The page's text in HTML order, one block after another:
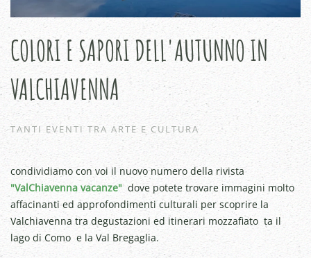
COLORI E SAPORI DELL'AUTUNNO IN
VALCHIAVENNA
TANTI EVENTI TRA ARTE E CULTURA
condividiamo con voi il nuovo numero della rivista
"ValChiavenna vacanze" dove potete trovare immagini molto
affacinanti ed approfondimenti culturali per scoprire la
Valchiavenna tra degustazioni ed itinerari mozzafiato ta il
lago di Como e la Val Bregaglia.